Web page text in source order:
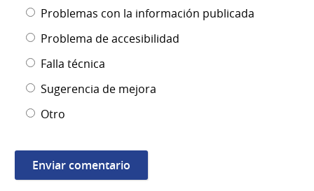
Problemas con la información publicada
Problema de accesibilidad
Falla técnica
Sugerencia de mejora
Otro